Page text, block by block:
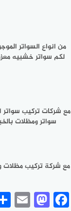
من انواع السواتر
لكم سواتر خشبيه
مع شركات تركيب سواتر
سواتر ومظلات
مع شركة تركيب مظلات